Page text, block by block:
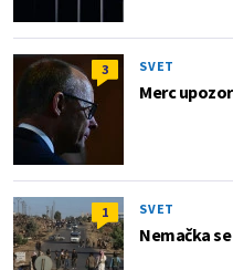
3 SVET
Merc
1 SVET
Nemačka